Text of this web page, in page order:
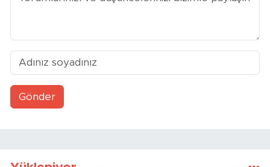
Gönder